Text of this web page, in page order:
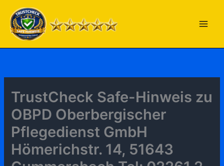
Inhalt
springen
TrustCheck Safe-Hinweis zu
OBPD Oberbergischer
Pflegedienst GmbH
Hömerichstr. 14, 51643